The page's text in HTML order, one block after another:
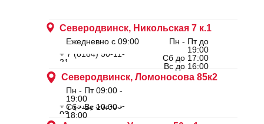
Северодвинск, Ломоносова 85к2
Северодвинск, Никольская 7 к.1
Ежедневно с 09:00
Пн - Пт до
19:00
Сб до 17:00
Вс до 16:00
Пн - Пт 09:00 -
19:00
Сб - Вс 10:00 -
18:00
+ 7 (8184) 50-11-
21
+ 7 (911) 562-83-
03